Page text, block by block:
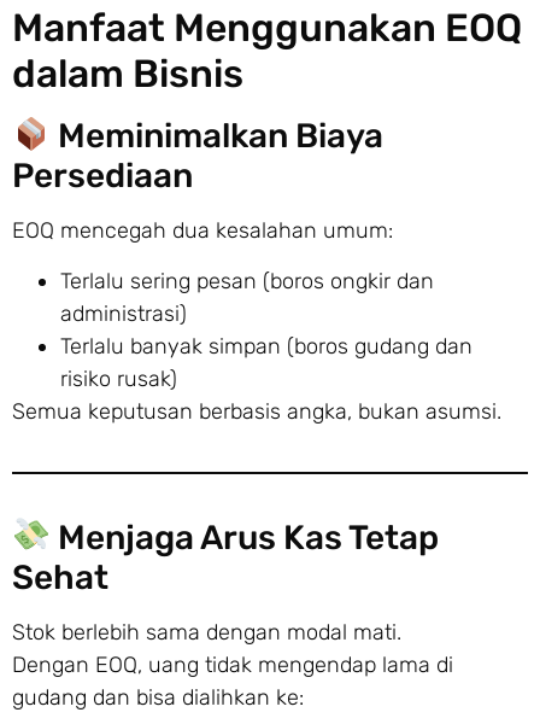
Manfaat Menggunakan EOQ
dalam Bisnis
Meminimalkan Biaya
Persediaan
EOQ mencegah dua kesalahan umum:
Terlalu sering pesan (boros ongkir dan
administrasi)
Terlalu banyak simpan (boros gudang dan
risiko rusak)
Semua keputusan berbasis angka, bukan asumsi.
Menjaga Arus Kas Tetap
Sehat
Stok berlebih sama dengan modal mati.
Dengan EOQ, uang tidak mengendap lama di
gudang dan bisa dialihkan ke: